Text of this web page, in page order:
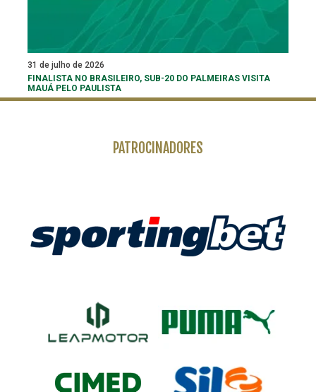
31 de julho de 2026
FINALISTA NO BRASILEIRO, SUB-20 DO PALMEIRAS VISITA
MAUÁ PELO PAULISTA
PATROCINADORES